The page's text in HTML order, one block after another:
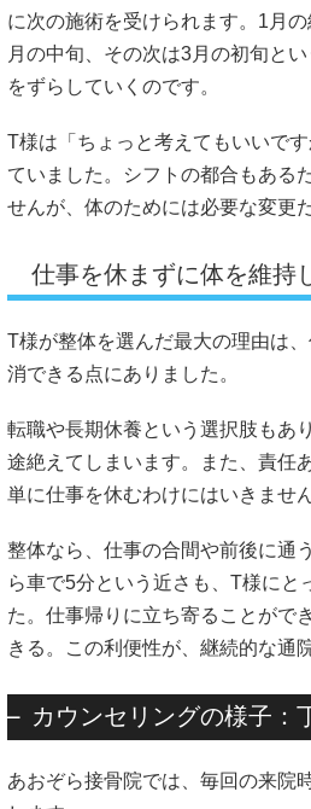
に次の施術を受けられます。1月
月の中旬、その次は3月の初旬と
をずらしていくのです。
T様は「ちょっと考えてもいいで
ていました。シフトの都合もある
せんが、体のためには必要な変更
仕事を休まずに体を維持
T様が整体を選んだ最大の理由は
消できる点にありました。
転職や長期休養という選択肢もあ
途絶えてしまいます。また、責任
単に仕事を休むわけにはいきません
整体なら、仕事の合間や前後に通
ら車で5分という近さも、T様にと
た。仕事帰りに立ち寄ることがで
きる。この利便性が、継続的な通
カウンセリングの様子：
あおぞら接骨院では、毎回の来院